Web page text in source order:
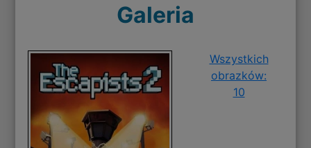
Galeria
Wszystkich
obrazków:
10